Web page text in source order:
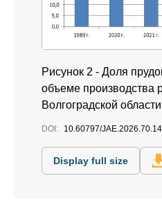
Рисунок 2 - Доля
объеме производства
Волгоградской области
DOI: 10.60797/
Display full size